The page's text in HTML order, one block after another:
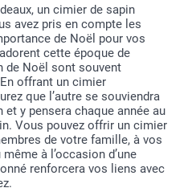
un cimier de sapin
avez pris en compte les
de Noël pour vos
cette époque de
de Noël sont souvent
offrant un cimier
que l’autre se souviendra
y pensera chaque année au
Vous pouvez offrir un cimier
de votre famille, à vos
à l’occasion d’une
renforcera vos liens avec